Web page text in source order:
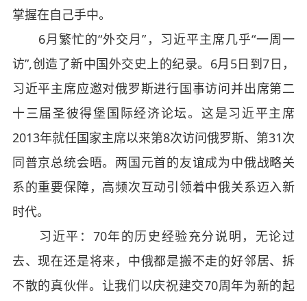
掌握在自己手中。
6月繁忙的“外交月”，习近平主席几乎“一周一
访”,创造了新中国外交史上的纪录。6月5日到7日，
习近平主席应邀对俄罗斯进行国事访问并出席第二
十三届圣彼得堡国际经济论坛。这是习近平主席
2013年就任国家主席以来第8次访问俄罗斯、第31次
同普京总统会晤。两国元首的友谊成为中俄战略关
系的重要保障，高频次互动引领着中俄关系迈入新
时代。
习近平：70年的历史经验充分说明，无论过
去、现在还是将来，中俄都是搬不走的好邻居、拆
不散的真伙伴。让我们以庆祝建交70周年为新的起